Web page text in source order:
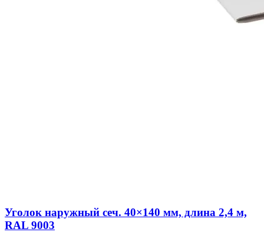
Уголок наружный сеч. 40×140 мм, длина 2,4 м,
RAL 9003